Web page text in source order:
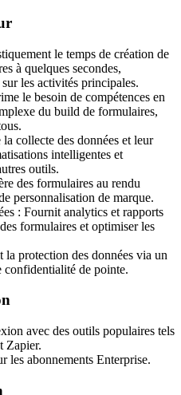
le temps de création de
à quelques secondes,
les activités principales.
le besoin de compétences en
du build de formulaires,
collecte des données et leur
intelligentes et
outils.
des formulaires au rendu
personnalisation de marque.
: Fournit analytics et rapports
formulaires et optimiser les
la protection des données via un
confidentialité de pointe.
avec des outils populaires tels
Zapier.
les abonnements Enterprise.